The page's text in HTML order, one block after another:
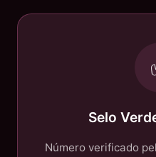
Selo
Número verificado